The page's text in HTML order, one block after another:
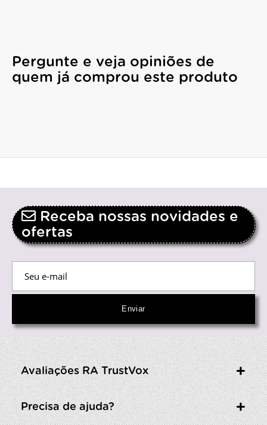
Pergunte e veja opiniões de
quem já comprou este produto
Receba nossas novidades e
ofertas
Avaliações RA TrustVox
Precisa de ajuda?